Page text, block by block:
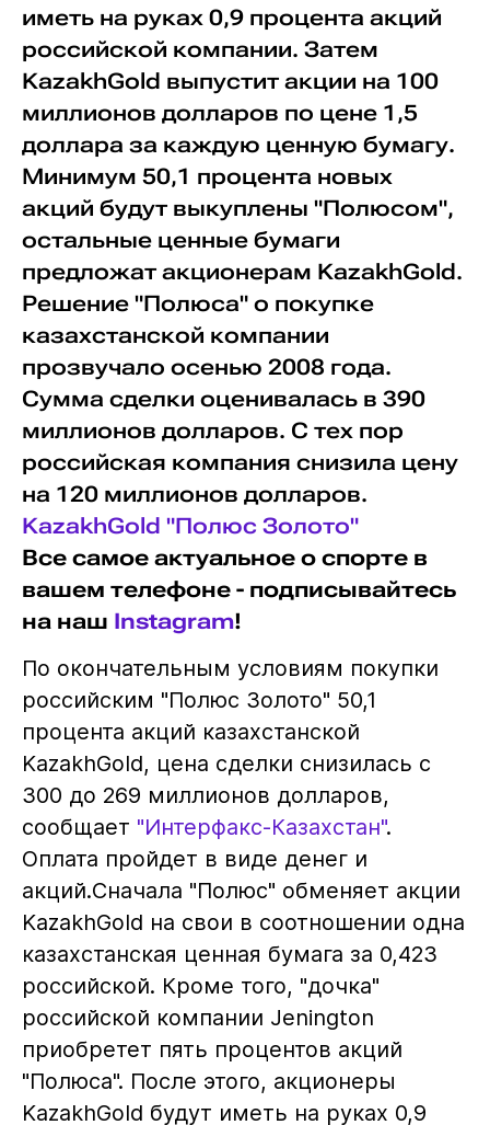
иметь на руках 0,9 процента акций
российской компании. Затем
KazakhGold выпустит акции на 100
миллионов долларов по цене 1,5
доллара за каждую ценную бумагу.
Минимум 50,1 процента новых
акций будут выкуплены "Полюсом",
остальные ценные бумаги
предложат акционерам KazakhGold.
Решение "Полюса" о покупке
казахстанской компании
прозвучало осенью 2008 года.
Сумма сделки оценивалась в 390
миллионов долларов. С тех пор
российская компания снизила цену
на 120 миллионов долларов.
KazakhGold "Полюс Золото"
Все самое актуальное о спорте в
вашем телефоне - подписывайтесь
на наш Instagram!
По окончательным условиям покупки
российским "Полюс Золото" 50,1
процента акций казахстанской
KazakhGold, цена сделки снизилась с
300 до 269 миллионов долларов,
сообщает "Интерфакс-Казахстан".
Оплата пройдет в виде денег и
акций.Сначала "Полюс" обменяет акции
KazakhGold на свои в соотношении одна
казахстанская ценная бумага за 0,423
российской. Кроме того, "дочка"
российской компании Jenington
приобретет пять процентов акций
"Полюса". После этого, акционеры
KazakhGold будут иметь на руках 0,9